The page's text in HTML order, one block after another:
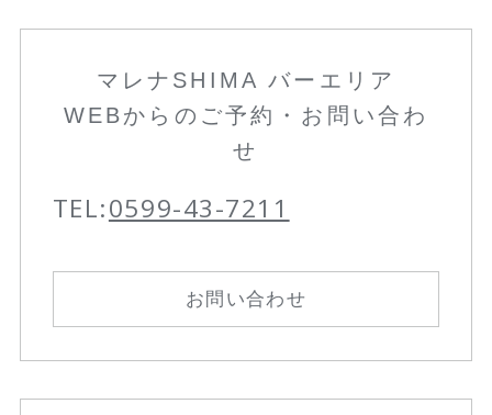
マレナSHIMA バーエリア
WEBからのご予約・お問い合わ
せ
TEL:0599-43-7211
お問い合わせ